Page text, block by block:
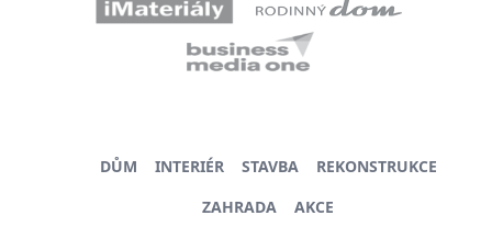
DŮM INTERIÉR STAVBA
REKONSTRUKCE
ZAHRADA
AKCE